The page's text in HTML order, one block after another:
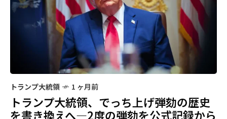
トランプ大統領 1 ヶ月前
トランプ大統領、でっち上げ弾劾の歴史
を書き換えへ—2度の弾劾を公式記録から